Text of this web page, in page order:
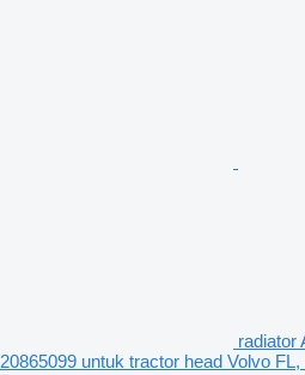
radiator
20865099 untuk tractor head Volvo